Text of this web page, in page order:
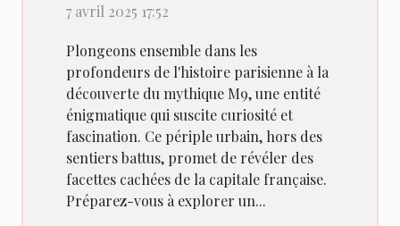
7 avril 2025 17:52
Plongeons ensemble dans les
profondeurs de l'histoire parisienne à la
découverte du mythique M9, une entité
énigmatique qui suscite curiosité et
fascination. Ce périple urbain, hors des
sentiers battus, promet de révéler des
facettes cachées de la capitale française.
Préparez-vous à explorer un...